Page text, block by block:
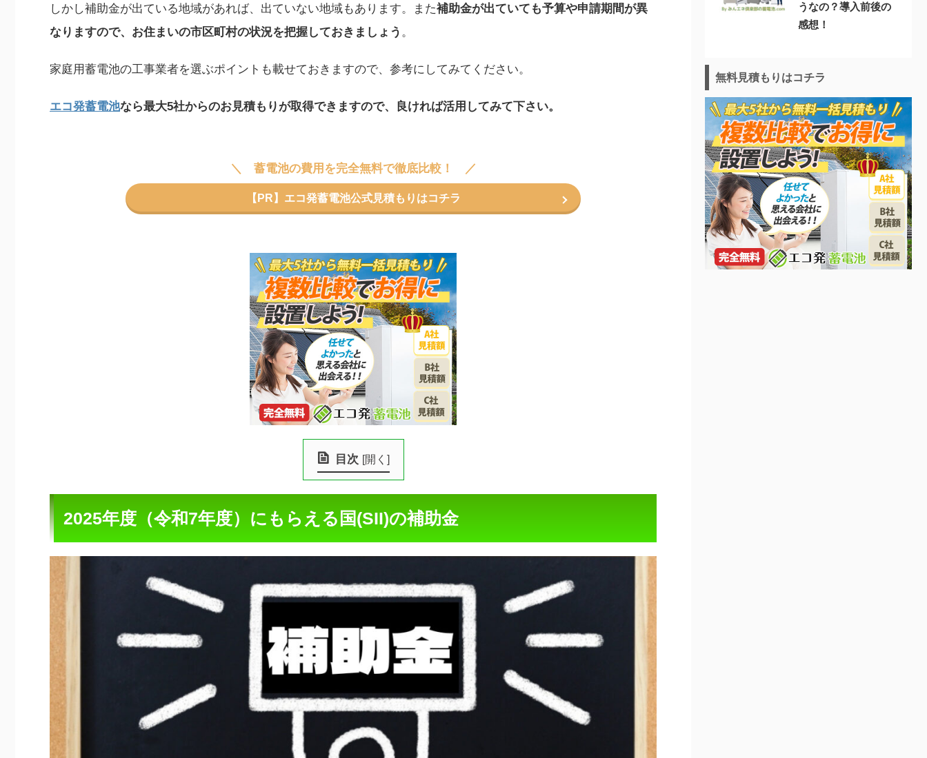
しかし補助金が出ている地域があれば、出ていない地域もあります。また補助金が出ていても予算や申請期間が異
なりますので、お住まいの市区町村の状況を把握しておきましょう 。
家庭用蓄電池の工事業者を選ぶポイントも載せておきますので、参考にしてみてください。
エコ発蓄電池なら最大5社からのお見積もりが取得できますので、良ければ活用してみて下さい。
蓄電池の費用を完全無料で徹底比較！
【PR】エコ発蓄電池公式見積もりはコチラ
目次 [開く ]
2025年度（令和7年度）にもらえる国(SII)の補助金
うなの？導入前後の
感想！
無料見積もりはコチラ